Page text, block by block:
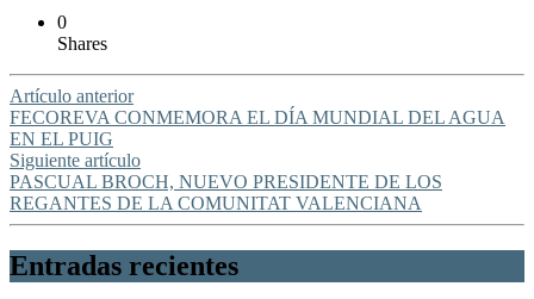
0
Shares
Artículo anterior
FECOREVA CONMEMORA EL DÍA MUNDIAL DEL AGUA
EN EL PUIG
Siguiente artículo
PASCUAL BROCH, NUEVO PRESIDENTE DE LOS
REGANTES DE LA COMUNITAT VALENCIANA
Entradas recientes